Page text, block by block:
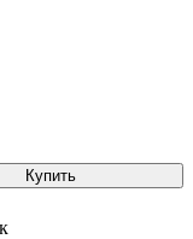
Купить